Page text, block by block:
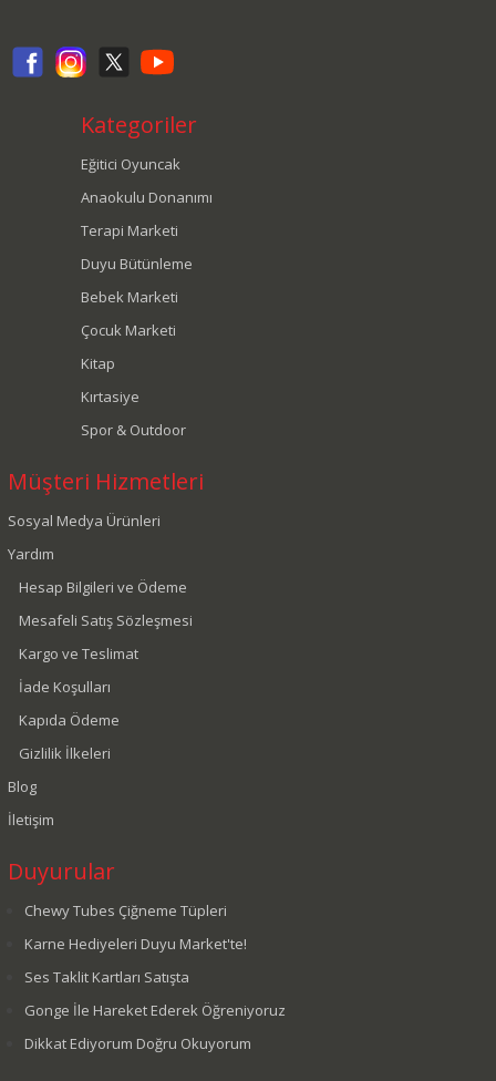
Kategoriler
Eğitici Oyuncak
Anaokulu Donanımı
Terapi Marketi
Duyu Bütünleme
Bebek Marketi
Çocuk Marketi
Kitap
Kırtasiye
Spor & Outdoor
Müşteri Hizmetleri
Sosyal Medya Ürünleri
Yardım
Hesap Bilgileri ve Ödeme
Mesafeli Satış Sözleşmesi
Kargo ve Teslimat
İade Koşulları
Kapıda Ödeme
Gizlilik İlkeleri
Blog
İletişim
Duyurular
Chewy Tubes Çiğneme Tüpleri
Karne Hediyeleri Duyu Market'te!
Ses Taklit Kartları Satışta
Gonge İle Hareket Ederek Öğreniyoruz
Dikkat Ediyorum Doğru Okuyorum